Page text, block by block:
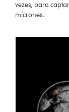
vezes, para
mícrones.